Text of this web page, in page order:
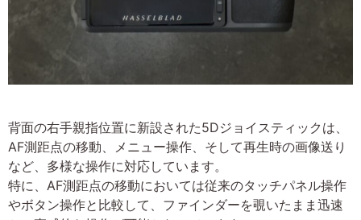
背面の右手親指位置に新設された5Dジョイスティックは、
AF測距点の移動、メニュー操作、そして再生時の画像送り
など、多様な操作に対応しています。
特に、AF測距点の移動においては従来のタッチパネル操作
やボタン操作と比較して、ファインダーを覗いたまま迅速